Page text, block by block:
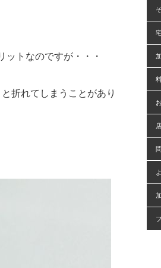
ットなのですが・・・
折れてしまうことがあり